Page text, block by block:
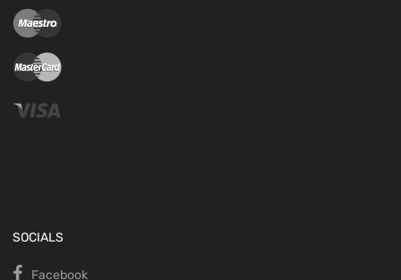
SOCIALS
Facebook